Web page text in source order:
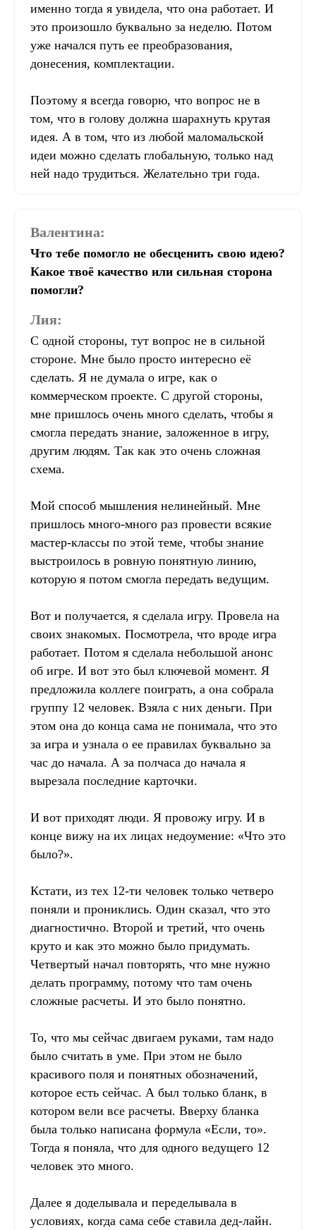
именно тогда я увидела, что она работает. И
это произошло буквально за неделю. Потом
уже начался путь ее преобразования,
донесения, комплектации.
Поэтому я всегда говорю, что вопрос не в
том, что в голову должна шарахнуть крутая
идея. А в том, что из любой маломальской
идеи можно сделать глобальную, только над
ней надо трудиться. Желательно три года.
Валентина:
Что тебе помогло не обесценить свою идею?
Какое твоё качество или сильная сторона
помогли?
Лия:
С одной стороны, тут вопрос не в сильной
стороне. Мне было просто интересно её
сделать. Я не думала о игре, как о
коммерческом проекте. С другой стороны,
мне пришлось очень много сделать, чтобы я
смогла передать знание, заложенное в игру,
другим людям. Так как это очень сложная
схема.
Мой способ мышления нелинейный. Мне
пришлось много-много раз провести всякие
мастер-классы по этой теме, чтобы знание
выстроилось в ровную понятную линию,
которую я потом смогла передать ведущим.
Вот и получается, я сделала игру. Провела на
своих знакомых. Посмотрела, что вроде игра
работает. Потом я сделала небольшой анонс
об игре. И вот это был ключевой момент. Я
предложила коллеге поиграть, а она собрала
группу 12 человек. Взяла с них деньги. При
этом она до конца сама не понимала, что это
за игра и узнала о ее правилах буквально за
час до начала. А за полчаса до начала я
вырезала последние карточки.
И вот приходят люди. Я провожу игру. И в
конце вижу на их лицах недоумение: «Что это
было?».
Кстати, из тех 12-ти человек только четверо
поняли и прониклись. Один сказал, что это
диагностично. Второй и третий, что очень
круто и как это можно было придумать.
Четвертый начал повторять, что мне нужно
делать программу, потому что там очень
сложные расчеты. И это было понятно.
То, что мы сейчас двигаем руками, там надо
было считать в уме. При этом не было
красивого поля и понятных обозначений,
которое есть сейчас. А был только бланк, в
котором вели все расчеты. Вверху бланка
была только написана формула «Если, то».
Тогда я поняла, что для одного ведущего 12
человек это много.
Далее я доделывала и переделывала в
условиях, когда сама себе ставила дед-лайн.